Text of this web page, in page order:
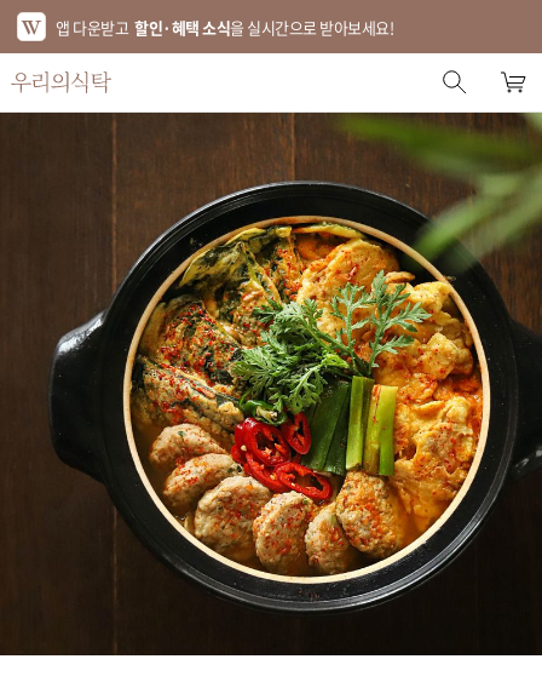
앱 다운받고 할인·혜택 소식을 실시간으로 받아보세요!
스토어 홈
에디터 추천
한정특가
베스트
신상품
기획전
브랜드
푸드
키친
리빙